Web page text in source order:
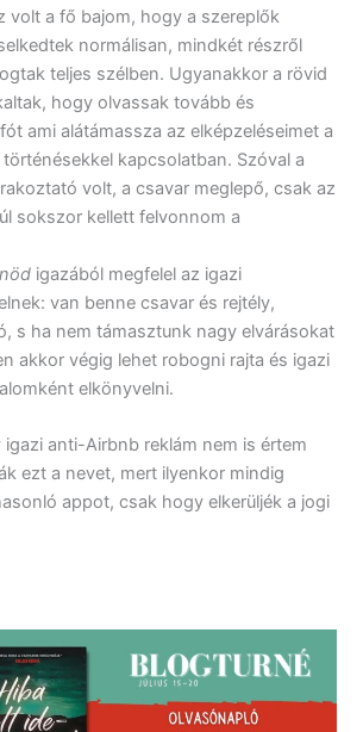
volt a fő bajom, hogy a szereplők
normálisan, mindkét részről
teljes szélben. Ugyanakkor a rövid
hogy olvassak tovább és
ami alátámassza az elképzeléseimet a
kapcsolatban. Szóval a
volt, a csavar meglepő, csak az
sokszor kellett felvonnom a
igazából megfelel az igazi
van benne csavar és rejtély,
s ha nem támasztunk nagy elvárásokat
akkor végig lehet robogni rajta és igazi
elkönyvelni.
anti-Airbnb reklám nem is értem
ezt a nevet, mert ilyenkor mindig
appot, csak hogy elkerüljék a jogi